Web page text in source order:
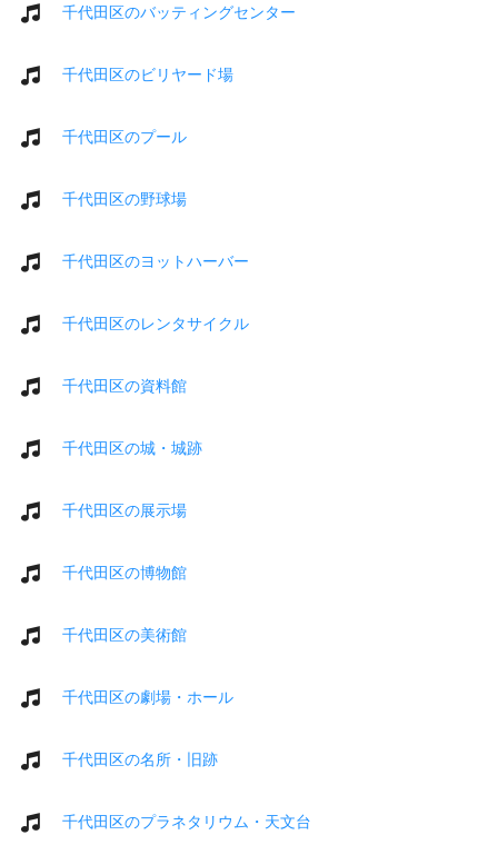
千代田区のバッティングセンター
千代田区のビリヤード場
千代田区のプール
千代田区の野球場
千代田区のヨットハーバー
千代田区のレンタサイクル
千代田区の資料館
千代田区の城・城跡
千代田区の展示場
千代田区の博物館
千代田区の美術館
千代田区の劇場・ホール
千代田区の名所・旧跡
千代田区のプラネタリウム・天文台